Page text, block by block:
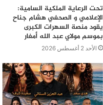
تحت الرعاية الملكية السامية:
الإعلامي و الصحفي هشام جناح
يقود منصة السهرات الكبرى
بموسم مولاي عبد الله أمغار
الأحد 2 أغسطس 2026